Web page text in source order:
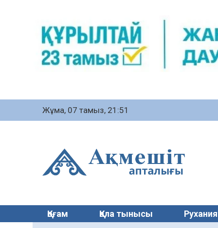
Жұма, 07 тамыз, 21:51
Қоғам Қала тынысы